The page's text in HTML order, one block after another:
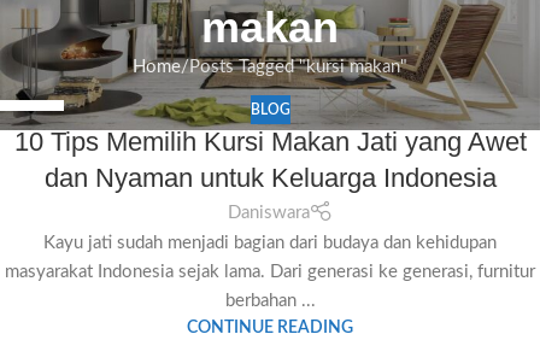
makan
Home Posts Tagged "kursi makan"
06
JUL
BLOG
10 Tips Memilih Kursi Makan Jati yang Awet
dan Nyaman untuk Keluarga Indonesia
Daniswara
Kayu jati sudah menjadi bagian dari budaya dan kehidupan
masyarakat Indonesia sejak lama. Dari generasi ke generasi, furnitur
berbahan ...
CONTINUE READING